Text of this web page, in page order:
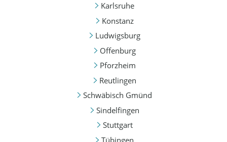
Karlsruhe
Konstanz
Ludwigsburg
Offenburg
Pforzheim
Reutlingen
Schwäbisch Gmünd
Sindelfingen
Stuttgart
Tübingen